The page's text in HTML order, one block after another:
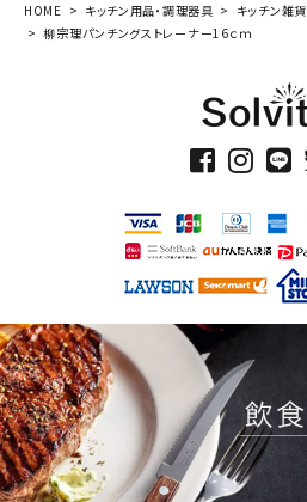
HOME キッチン用品・調理器具
キッチン雑貨
柳宗理パンチングストレーナー16ｃｍ